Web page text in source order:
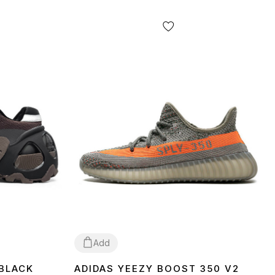
Add
ADIDAS YEEZY BOOST 350 V2